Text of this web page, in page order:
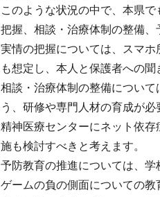
このような状況の中で、本県
把握、相談・治療体制の整備、
実情の把握については、スマ
も想定し、本人と保護者への聞
相談・治療体制の整備につい
う、研修や専門人材の育成が
精神医療センターにネット依
施も検討すべきと考えます。
予防教育の推進については、
ゲームの負の側面についての